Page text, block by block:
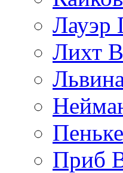
Лауэр
Лихт
Приб